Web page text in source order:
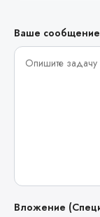
Ваше сообщение
Вложение